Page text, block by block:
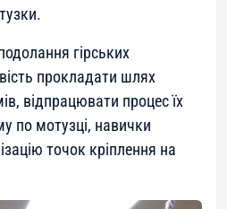
гірських
прокладати шлях
відпрацювати процес їх
по мотузці, навички
точок кріплення на